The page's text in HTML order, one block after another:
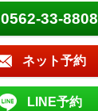
0562-33-8808
ネット予約
LINE予約